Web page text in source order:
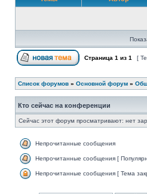
Страница 1 из 1 [
Список форумов » Основной форум »
Кто сейчас на конференции
Сейчас этот форум просматривают: нет
Непрочитанные сообщения
Непрочитанные сообщения [
Непрочитанные сообщения [ Тема